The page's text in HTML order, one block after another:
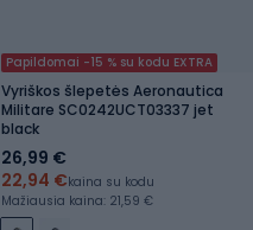
Papildomai -15 % su kodu EXTRA
Vyriškos šlepetės Aeronautica
Militare SC0242UCT03337 jet
black
26,99 €
22,94 €kaina su kodu
Mažiausia kaina: 21,59 €